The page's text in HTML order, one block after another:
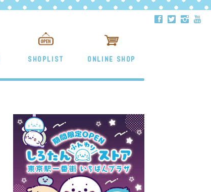
SHOPLIST ONLINE SHOP
ä å ë ð